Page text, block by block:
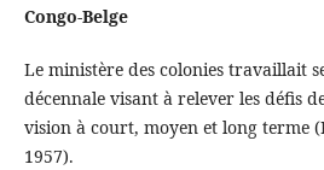
Congo-Belge
Le ministère des colonies travaillait
décennale visant à relever les défis
vision à court, moyen et long terme
1957).